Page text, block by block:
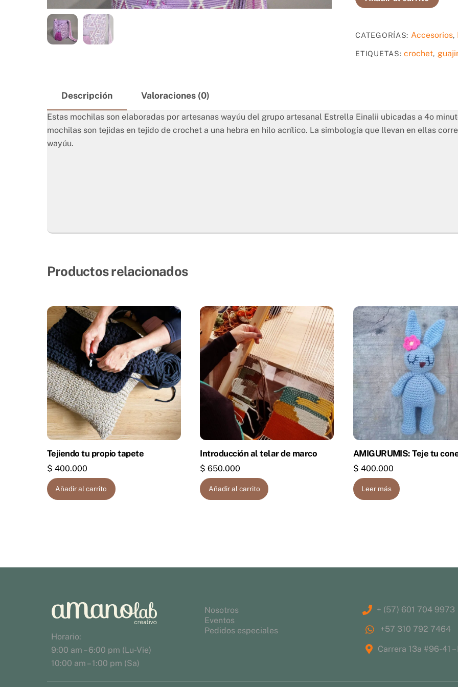
Wayúu
rosada
CATEGORÍAS: Accesorios,
ETIQUETAS:crochet,
Descripción Valoraciones (0)
Estas mochilas son elaboradas por artesanas wayúu del grupo artesanal Estrella Einalii ubicadas a 4o
mochilas son tejidas en tejido de crochet a una hebra en hilo acrílico. La simbología que llevan en ellas
wayúu.
Productos relacionados
Tejiendo tu propio tapete
$ 400.000
Añadir al carrito
Introducción al telar de marco
$ 650.000
Añadir al carrito
AMIGURUMIS: Teje tu
$ 400.000
Leer más
Horario:
9:00 am – 6:00 pm (Lu-Vie)
10:00 am – 1:00 pm (Sa)
Nosotros
Eventos
Pedidos especiales
+ (57) 601 704 9973
+57 310 792 7464
Carrera 13a #96-41